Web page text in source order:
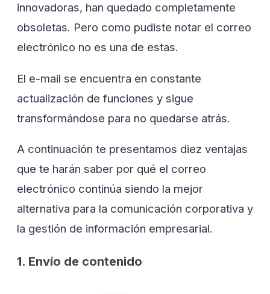
innovadoras, han quedado completamente
obsoletas. Pero como pudiste notar el correo
electrónico no es una de estas.
El e-mail se encuentra en constante
actualización de funciones y sigue
transformándose para no quedarse atrás.
A continuación te presentamos diez ventajas
que te harán saber por qué el correo
electrónico continúa siendo la mejor
alternativa para la comunicación corporativa y
la gestión de información empresarial.
1. Envío de contenido